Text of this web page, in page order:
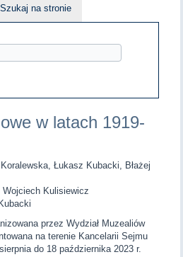
Szukaj na stronie
w latach 1919-
Łukasz Kubacki, Błażej
Kulisiewicz
przez Wydział Muzealiów
na terenie Kancelarii Sejmu
do 18 października 2023 r.